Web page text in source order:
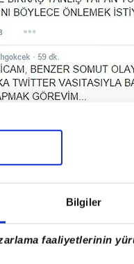
Bilgiler
faaliyetlerinin